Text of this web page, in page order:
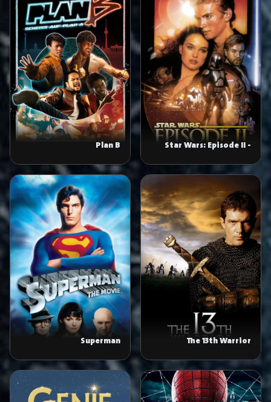
Star Wars: Episode II -
Plan B
The 13th Warrior
Superman